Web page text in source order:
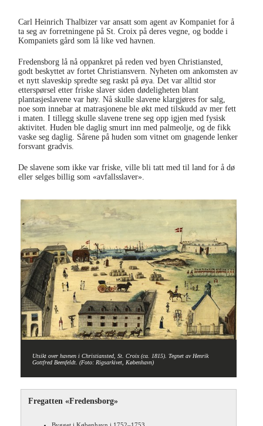
Carl Heinrich Thalbizer var ansatt som agent av Kompaniet for å
ta seg av forretningene på St. Croix på deres vegne, og bodde i
Kompaniets gård som lå like ved havnen.
Fredensborg lå nå oppankret på reden ved byen Christiansted,
godt beskyttet av fortet Christiansvern. Nyheten om ankomsten av
et nytt slaveskip spredte seg raskt på øya. Det var alltid stor
etterspørsel etter friske slaver siden dødeligheten blant
plantasjeslavene var høy. Nå skulle slavene klargjøres for salg,
noe som innebar at matrasjonene ble økt med tilskudd av mer fett
i maten. I tillegg skulle slavene trene seg opp igjen med fysisk
aktivitet. Huden ble daglig smurt inn med palmeolje, og de fikk
vaske seg daglig. Sårene på huden som vitnet om gnagende lenker
forsvant gradvis.
De slavene som ikke var friske, ville bli tatt med til land for å dø
eller selges billig som «avfallsslaver».
Utsikt over havnen i Christiansted, St. Croix (ca. 1815). Tegnet av Henrik
Gottfred Beenfeldt. (Foto: Rigsarkivet, København)
Fregatten «Fredensborg»